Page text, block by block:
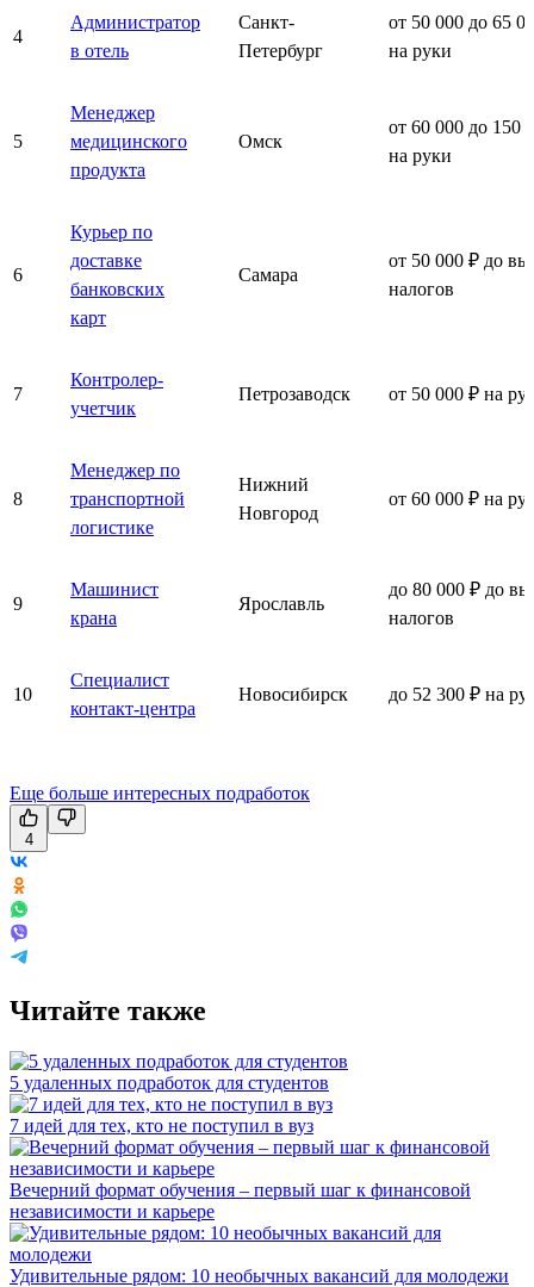
4
Администратор
в отель
Санкт-
Петербург
от 50 000 до 65
на руки
5
Менеджер
медицинского
продукта
Омск
от 60 000 до 150
на руки
6
Курьер по
доставке
банковских
карт
Самара
от 50 000 ₽ до
налогов
7
Контролер-
учетчик
Петрозаводск от 50 000 ₽ на
8
Менеджер по
транспортной
логистике
Нижний
Новгород
от 60 000 ₽ на
9
Машинист
крана
Ярославль
до 80 000 ₽ до
налогов
10
Специалист
контакт-центра
Новосибирск до 52 300 ₽ на
Еще больше интересных подработок
4
Читайте также
5 удаленных подработок для студентов
7 идей для тех, кто не поступил в вуз
Вечерний формат обучения – первый шаг к финансовой
независимости и карьере
Удивительные рядом: 10 необычных вакансий для молодежи